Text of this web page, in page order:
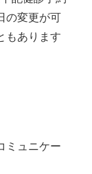
の変更が可
もあります
ミュニケー